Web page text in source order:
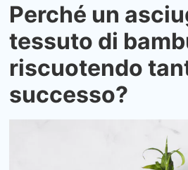
Perché un
tessuto di
riscuotendo
successo?